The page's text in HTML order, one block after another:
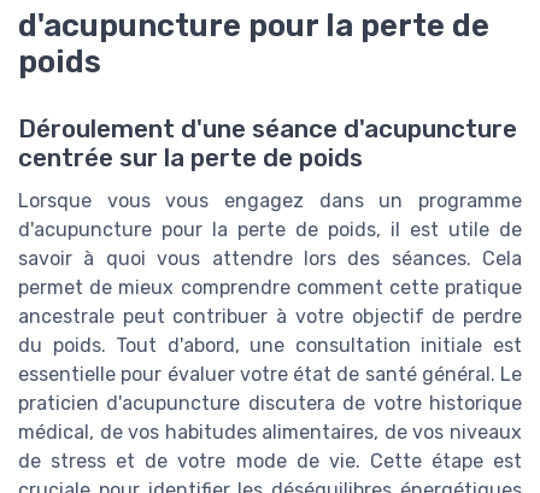
d'acupuncture pour la perte de
poids
Déroulement d'une séance d'acupuncture
centrée sur la perte de poids
Lorsque vous vous engagez dans un programme
d'acupuncture pour la perte de poids, il est utile de
savoir à quoi vous attendre lors des séances. Cela
permet de mieux comprendre comment cette pratique
ancestrale peut contribuer à votre objectif de perdre
du poids. Tout d'abord, une consultation initiale est
essentielle pour évaluer votre état de santé général. Le
praticien d'acupuncture discutera de votre historique
médical, de vos habitudes alimentaires, de vos niveaux
de stress et de votre mode de vie. Cette étape est